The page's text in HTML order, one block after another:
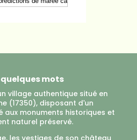
mots
village authentique situé en
(17350), disposant d'un
aux monuments historiques et
naturel préservé.